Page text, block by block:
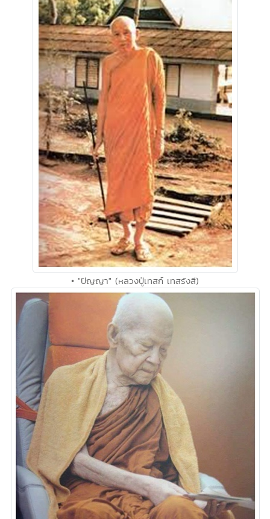
• "ปัญญา" (หลวงปู่เทสก์ เทสรังสี)